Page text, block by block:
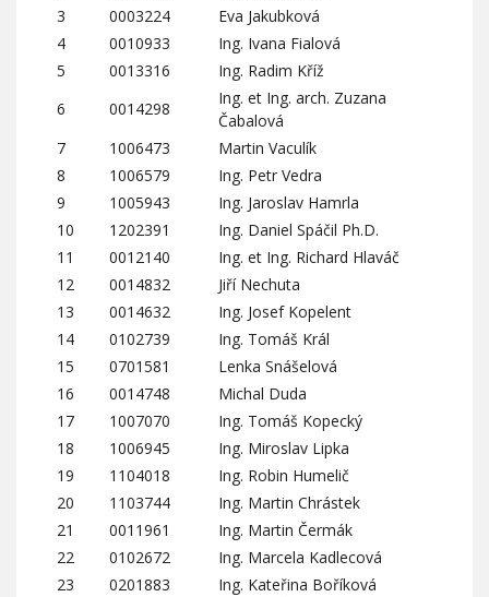
3
0003224
Eva Jakubková
4
0010933
Ing. Ivana Fialová
5
0013316
Ing. Radim Kříž
6
0014298
Ing. et Ing. arch. Zuzana
Čabalová
7
1006473
Martin Vaculík
8
1006579
Ing. Petr Vedra
9
1005943
Ing. Jaroslav Hamrla
10
1202391
Ing. Daniel Spáčil Ph.D.
11
0012140
Ing. et Ing. Richard Hlaváč
12
0014832
Jiří Nechuta
13
0014632
Ing. Josef Kopelent
14
0102739
Ing. Tomáš Král
15
0701581
Lenka Snášelová
16
0014748
Michal Duda
17
1007070
Ing. Tomáš Kopecký
18
1006945
Ing. Miroslav Lipka
19
1104018
Ing. Robin Humelič
20
1103744
Ing. Martin Chrástek
21
0011961
Ing. Martin Čermák
22
0102672
Ing. Marcela Kadlecová
23
0201883
Ing. Kateřina Boříková